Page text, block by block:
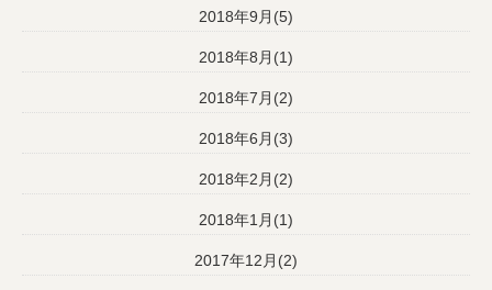
2018年9月(5)
2018年8月(1)
2018年7月(2)
2018年6月(3)
2018年2月(2)
2018年1月(1)
2017年12月(2)